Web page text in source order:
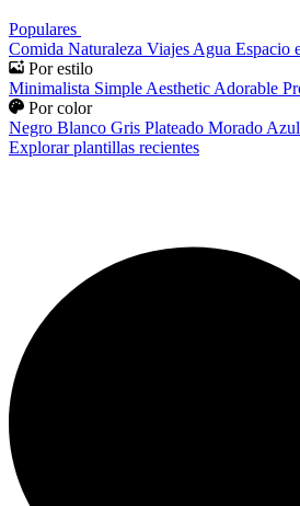
Populares
Comida Naturaleza Viajes Agua Espacio
Por estilo
Minimalista Simple Aesthetic Adorable
Por color
Negro Blanco Gris Plateado Morado Azul
Explorar plantillas recientes